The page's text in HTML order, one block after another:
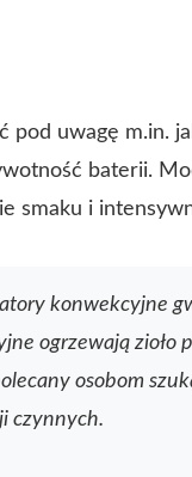
pod uwagę m.in.
baterii.
smaku i
konwekcyjne
ogrzewają zioło
osobom
czynnych.